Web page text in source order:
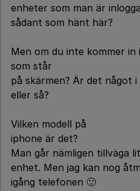
enheter som man är
sådant som hänt här?
Men om du inte kommer
som står
på skärmen? Är det något i
eller så?
Vilken modell på
iphone är det?
Man går nämligen tillväga
enhet. Men jag kan nog
igång telefonen 🙂